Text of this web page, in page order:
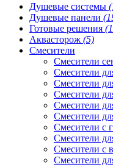
Душевые системы
Душевые панели
Готовые решения
Аквасторож (5)
Смесители
Смесители
Смесители
Смесители
Смесители
Смесители
Смесители
Смесители с
Смесители
Смесители с
Смесители